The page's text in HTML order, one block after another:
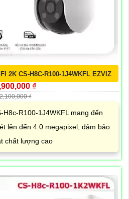
2K CS-H8C-R100-1J4WKFL EZVIZ
₫
₫
H8c-R100-1J4WKFL mang đến
lên đến 4.0 megapixel, đảm bảo
chất lượng cao